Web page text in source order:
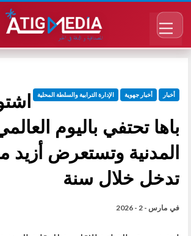
أخبار أخبار جهوية الإدارة الترابية والسلطة المحلية
باها تحتفي باليوم
تدخل خلال سنة
في مارس - 2 - 2026